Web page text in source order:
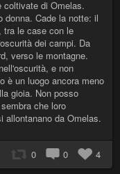
coltivate di Omelas.
donna. Cade la notte: il
tra le case con le
dei campi. Da
verso le montagne.
e non
è un luogo ancora meno
gioia. Non posso
che loro
allontanano da Omelas.
0 0 4